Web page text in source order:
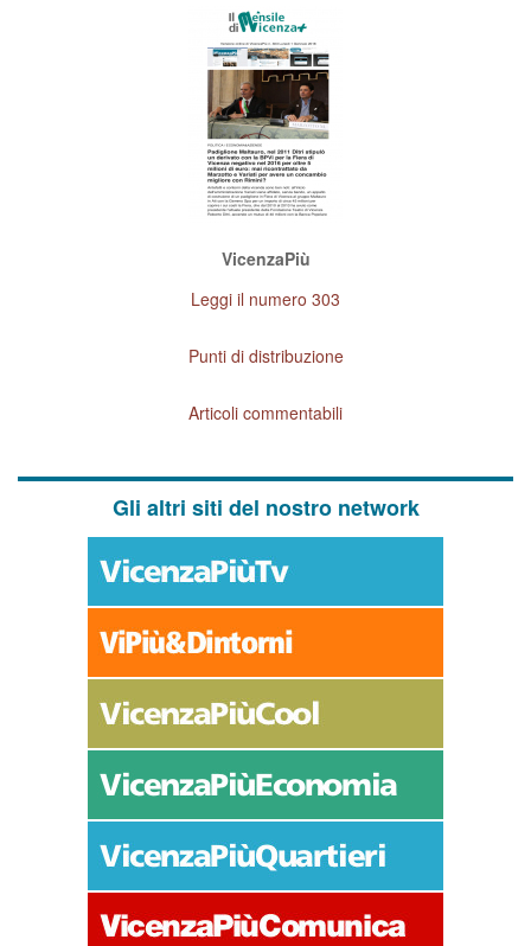
VicenzaPiù
Leggi il numero 303
Punti di distribuzione
Articoli commentabili
Gli altri siti del nostro network